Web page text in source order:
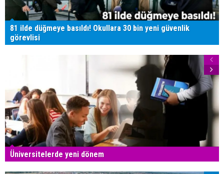
81 ilde düğmeye basıldı! Okullara 30 bin yeni güvenlik
görevlisi
Üniversitelerde yeni dönem